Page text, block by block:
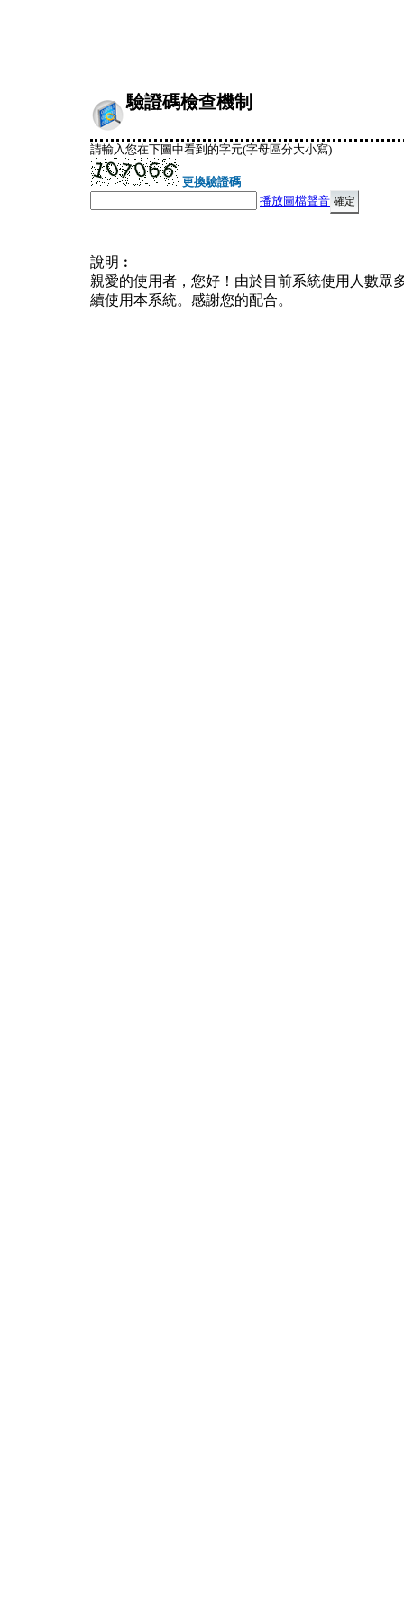
驗證碼檢查機制
請輸入您在下圖中看到的字元(字母區分大小寫)
更換驗證碼
播放圖檔聲音
說明︰
親愛的使用者，您好！由於目前系統使用人數眾
續使用本系統。感謝您的配合。